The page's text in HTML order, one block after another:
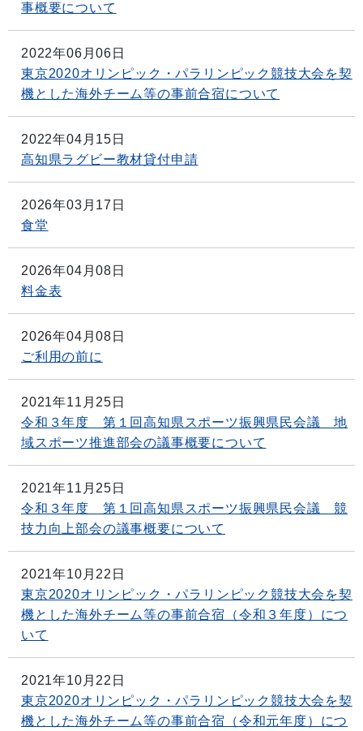
事概要について
2022年06月06日
東京2020オリンピック・パラリンピック競技大会を契
機とした海外チーム等の事前合宿について
2022年04月15日
高知県ラグビー教材貸付申請
2026年03月17日
食堂
2026年04月08日
料金表
2026年04月08日
ご利用の前に
2021年11月25日
令和３年度 第１回高知県スポーツ振興県民会議 地
域スポーツ推進部会の議事概要について
2021年11月25日
令和３年度 第１回高知県スポーツ振興県民会議 競
技力向上部会の議事概要について
2021年10月22日
東京2020オリンピック・パラリンピック競技大会を契
機とした海外チーム等の事前合宿（令和３年度）につ
いて
2021年10月22日
東京2020オリンピック・パラリンピック競技大会を契
機とした海外チーム等の事前合宿（令和元年度）につ